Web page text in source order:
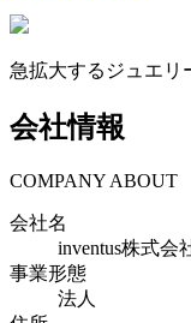
急拡大するジュエリ
会社情報
COMPANY ABOUT
会社名
inventus株式会
事業形態
法人